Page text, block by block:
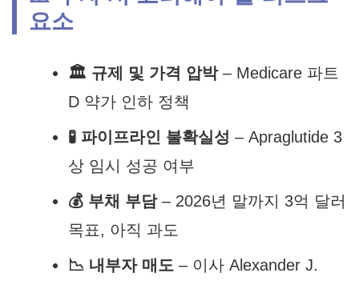
요소
🏛️ 규제 및 가격 압박– Medicare 파트
D 약가 인하 정책
🧪 파이프라인 불확실성 – Apraglutide 3
상 임시 성공 여부
💰 부채 부담– 2026년 말까지 3억 달러
목표, 아직 과도
📉 내부자 매도 – 이사 Alexander J.